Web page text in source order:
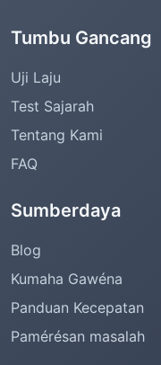
Tumbu Gancang
Uji Laju
Test Sajarah
Tentang Kami
FAQ
Sumberdaya
Blog
Kumaha Gawéna
Panduan Kecepatan
Pamérésan masalah